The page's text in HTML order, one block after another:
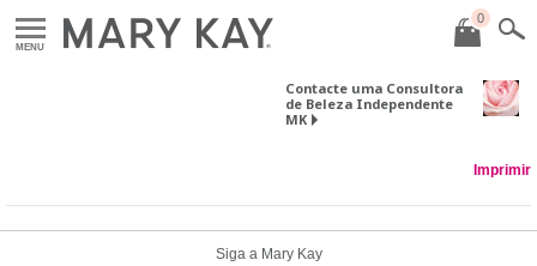
MENU
0
Contacte uma Consultora
de Beleza Independente
MK
Imprimir
Siga a Mary Kay